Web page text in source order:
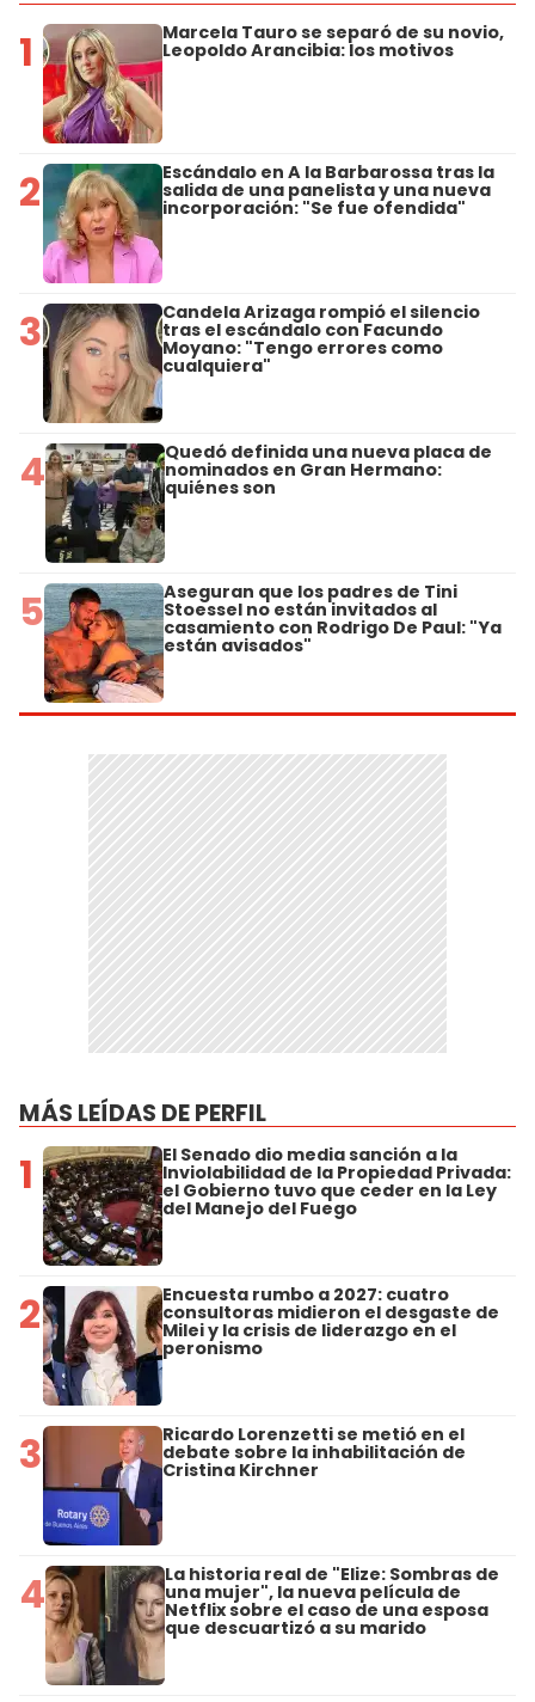
1 Marcela Tauro se separó de su novio,
Leopoldo Arancibia: los motivos
2 Escándalo en A la Barbarossa tras la
salida de una panelista y una nueva
incorporación: "Se fue ofendida"
3 Candela Arizaga rompió el silencio
tras el escándalo con Facundo
Moyano: "Tengo errores como
cualquiera"
4 Quedó definida una nueva placa de
nominados en Gran Hermano:
quiénes son
5 Aseguran que los padres de Tini
Stoessel no están invitados al
casamiento con Rodrigo De Paul: "Ya
están avisados"
MÁS LEÍDAS DE PERFIL
1 El Senado dio media sanción a la
Inviolabilidad de la Propiedad Privada:
el Gobierno tuvo que ceder en la Ley
del Manejo del Fuego
2 Encuesta rumbo a 2027: cuatro
consultoras midieron el desgaste de
Milei y la crisis de liderazgo en el
peronismo
3 Ricardo Lorenzetti se metió en el
debate sobre la inhabilitación de
Cristina Kirchner
4 La historia real de "Elize: Sombras de
una mujer", la nueva película de
Netflix sobre el caso de una esposa
que descuartizó a su marido